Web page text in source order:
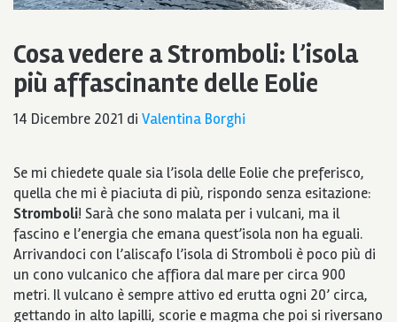
Cosa vedere a Stromboli: l’isola
più affascinante delle Eolie
14 Dicembre 2021 di Valentina Borghi
Se mi chiedete quale sia l’isola delle Eolie che preferisco,
quella che mi è piaciuta di più, rispondo senza esitazione:
Stromboli! Sarà che sono malata per i vulcani, ma il
fascino e l’energia che emana quest’isola non ha eguali.
Arrivandoci con l’aliscafo l’isola di Stromboli è poco più di
un cono vulcanico che affiora dal mare per circa 900
metri. Il vulcano è sempre attivo ed erutta ogni 20’ circa,
gettando in alto lapilli, scorie e magma che poi si riversano